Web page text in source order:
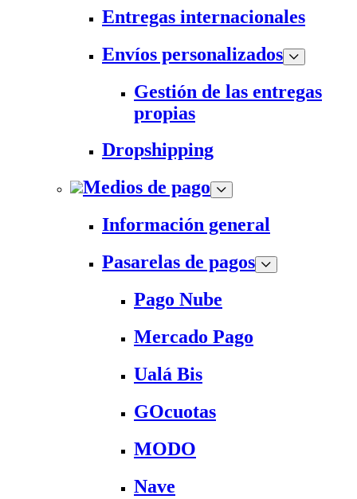
Entregas internacionales
Envíos personalizados
Gestión de las entregas
propias
Dropshipping
Medios de pago
Información general
Pasarelas de pagos
Pago Nube
Mercado Pago
Ualá Bis
GOcuotas
MODO
Nave